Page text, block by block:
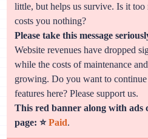
little, but helps us survive. Is it
costs you nothing?
Please take this message
Website revenues have dropped
while the costs of maintenance
growing. Do you want to continue
features here? Please support us.
This red banner along with ads
page: ⭐Paid.